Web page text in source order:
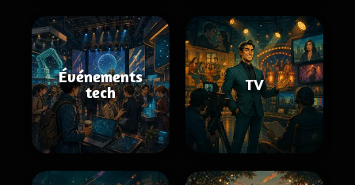
Événements
tech
TV